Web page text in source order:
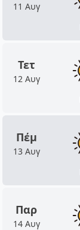
11 Αυγ
Τετ
12 Αυγ
Πέμ
13 Αυγ
Παρ
14 Αυγ